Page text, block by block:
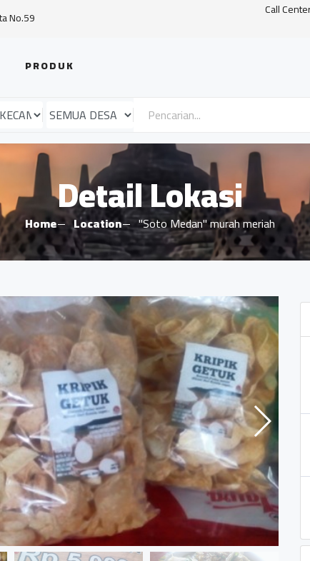
No.59 Call
PRODUK
Detail Lokasi
Home Location "Soto Medan" murah meriah